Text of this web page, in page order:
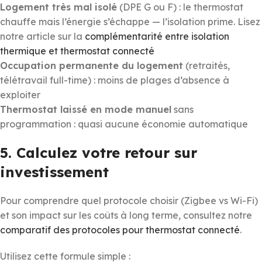
Logement très mal isolé (DPE G ou F) : le thermostat
chauffe mais l’énergie s’échappe — l’isolation prime. Lisez
notre article sur la complémentarité entre isolation
thermique et thermostat connecté
Occupation permanente du logement (retraités,
télétravail full-time) : moins de plages d’absence à
exploiter
Thermostat laissé en mode manuel sans
programmation : quasi aucune économie automatique
5. Calculez votre retour sur
investissement
Pour comprendre quel protocole choisir (Zigbee vs Wi-Fi)
et son impact sur les coûts à long terme, consultez notre
comparatif des protocoles pour thermostat connecté.
Utilisez cette formule simple :